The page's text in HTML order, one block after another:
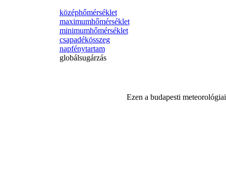
középhőmérséklet
maximumhőmérséklet
minimumhőmérséklet
csapadékösszeg
napfénytartam
globálsugárzás
Ezen a budapesti